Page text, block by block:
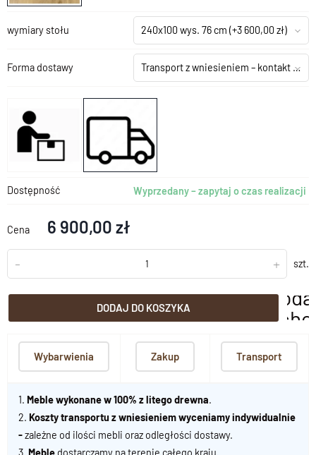
wymiary stołu 240x100 wys. 76 cm (+3 600,00 zł)
Forma dostawy Transport z wniesieniem – kontakt z salonem
Dostępność Wyprzedany – zapytaj o czas realizacji
Cena 6 900,00 zł
- + szt.
DODAJ DO KOSZYKA
Wybarwienia Zakup Transport
1. Meble wykonane w 100% z litego drewna.
2. Koszty transportu z wniesieniem wyceniamy indywidualnie
-zależne od ilości mebli oraz odległości dostawy.
3. Meble dostarczamy na terenie całego kraju.